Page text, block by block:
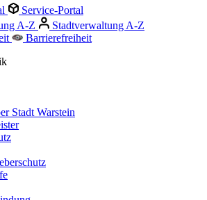
Service-Portal
A-Z
Stadtverwaltung A-Z
Barrierefreiheit
Stadt Warstein